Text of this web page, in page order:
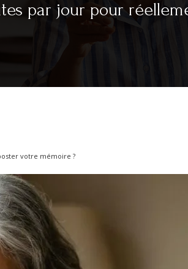
par jour pour
votre mémoire ?